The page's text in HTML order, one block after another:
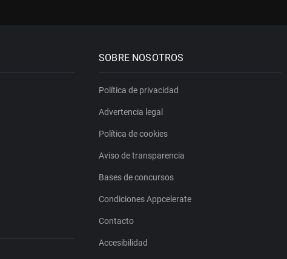
SOBRE NOSOTROS
Política de privacidad
Advertencia legal
Política de cookies
Aviso de transparencia
Bases de concursos
Condiciones Appcelerate
Contacto
Accesibilidad